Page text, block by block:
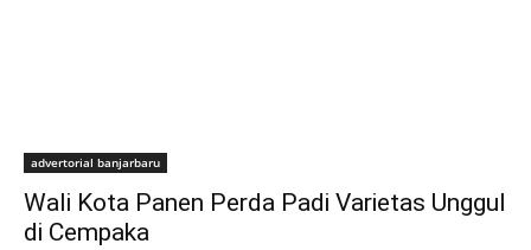
advertorial banjarbaru
Wali Kota Panen Perda Padi Varietas Unggul
di Cempaka